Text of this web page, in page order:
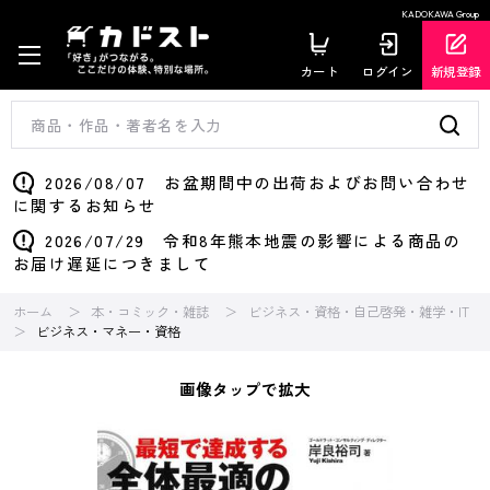
KADOKAWA Group
カート ログイン 新規登録
2026/08/07 お盆期間中の出荷およびお問い合わせ
に関するお知らせ
2026/07/29 令和8年熊本地震の影響による商品の
お届け遅延につきまして
ホーム 本・コミック・雑誌
ビジネス・資格・自己啓発・雑学・IT
ビジネス・マネー・資格
画像タップで拡大